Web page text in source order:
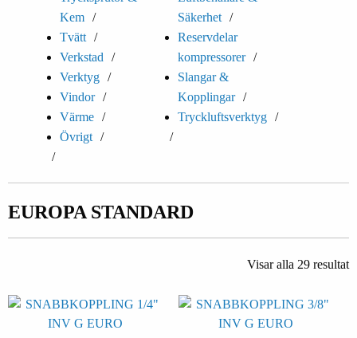
Kem
Tvätt
Verkstad
Verktyg
Vindor
Värme
Övrigt
Säkerhet
Reservdelar
kompressorer
Slangar &
Kopplingar
Tryckluftsverktyg
EUROPA STANDARD
Visar alla 29 resultat